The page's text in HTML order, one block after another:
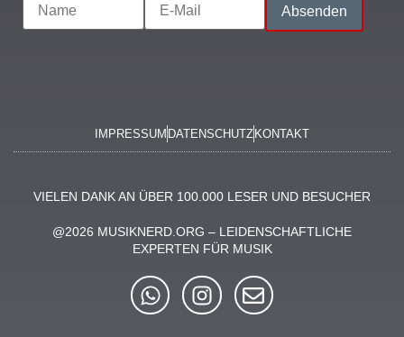
IMPRESSUM DATENSCHUTZ KONTAKT
VIELEN DANK AN ÜBER 100.000 LESER UND BESUCHER
@2026 MUSIKNERD.ORG – LEIDENSCHAFTLICHE
EXPERTEN FÜR MUSIK